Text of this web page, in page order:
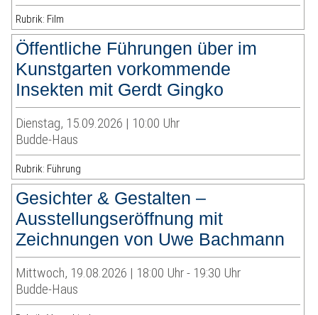
Rubrik: Film
Öffentliche Führungen über im
Kunstgarten vorkommende
Insekten mit Gerdt Gingko
Dienstag, 15.09.2026 | 10:00 Uhr
Budde-Haus
Rubrik: Führung
Gesichter & Gestalten –
Ausstellungseröffnung mit
Zeichnungen von Uwe Bachmann
Mittwoch, 19.08.2026 | 18:00 Uhr - 19:30 Uhr
Budde-Haus